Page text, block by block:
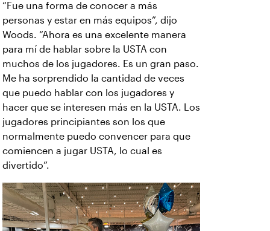
“Fue una forma de conocer a más
personas y estar en más equipos”, dijo
Woods. “Ahora es una excelente manera
para mí de hablar sobre la USTA con
muchos de los jugadores. Es un gran paso.
Me ha sorprendido la cantidad de veces
que puedo hablar con los jugadores y
hacer que se interesen más en la USTA. Los
jugadores principiantes son los que
normalmente puedo convencer para que
comiencen a jugar USTA, lo cual es
divertido”.